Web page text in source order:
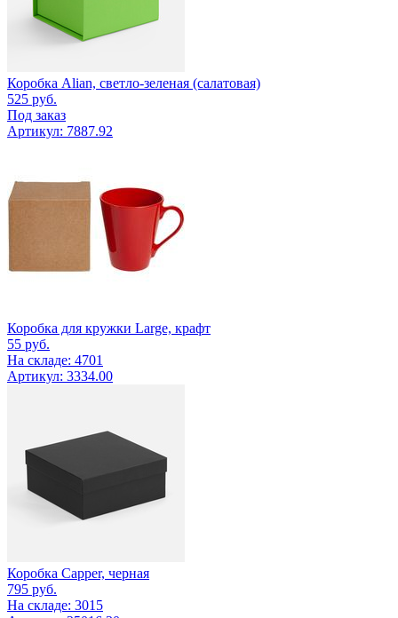
Коробка Alian, светло-зеленая (салатовая)
525 руб.
Под заказ
Артикул: 7887.92
Коробка для кружки Large, крафт
55 руб.
На складе: 4701
Артикул: 3334.00
Коробка Capper, черная
795 руб.
На складе: 3015